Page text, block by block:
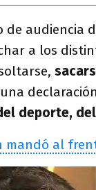
de audiencia
a los
deporte,
mandó al